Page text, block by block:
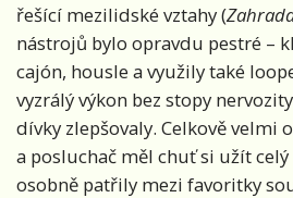
řešící mezilidské vztahy (
nástrojů bylo opravdu pestré –
cajón, housle a využily také
vyzrálý výkon bez stopy
dívky zlepšovaly. Celkově velmi
a posluchač měl chuť si užít
osobně patřily mezi favoritky